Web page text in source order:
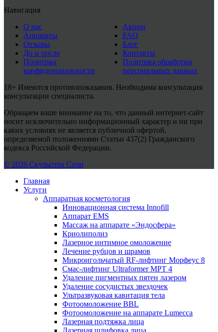
Навигация
О нас
Аппараты
Отзывы
До и после
Политика
конфиденциальности
Акции
FAQ
Блог
Контакты
Политика обработки
персональных данных
18+ Имеются противопоказания. Необходима консультация
консультации специалиста.
Обращаем ваше внимание на то, что данный интернет-сайт
носит исключительно информационный характер и ни при
каких условиях не является публичной офертой,
определяемой положениями Статьи 437(2) Гражданского
кодекса Российской Федерации.
© 2026 Скульптра Сочи
Главная
Услуги
Аппаратная косметология
Инновационная система Innofill
Аппарат EMS
Массаж на аппарате «Эндосфера»
Криолиполиз
Лазерное интимное омоложение
Лечение рубцов и шрамов
Микроигольчатый RF-лифтинг Морфеус 8
Смас-лифтинг Ultraformer MPT 4
Удаление пигментных пятен лазером
Удаление сосудистых звездочек
Ультразвуковая кавитация тела
Фотоомоложение BBL
Фотоомоложение на аппарате Lumecca
Лазерная подтяжка лица